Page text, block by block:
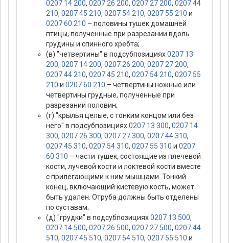
0207 14 200, 0207 26 200, 0207 27 200, 0207 44
210, 0207 45 210, 0207 54 210, 0207 55 210 и
0207 60 210 – половины тушек домашней
птицы, полученные при разрезании вдоль
грудины и спинного хребта;
(в) "четвертины" в подсубпозициях0207 13
200, 0207 14 200, 0207 26 200, 0207 27 200,
0207 44 210, 0207 45 210, 0207 54 210, 0207 55
210 и 0207 60 210 – четвертины ножные или
четвертины грудные, полученные при
разрезании половин;
(г) "крылья целые, с тонким концом или без
него" в подсубпозициях0207 13 300, 0207 14
300, 0207 26 300, 0207 27 300, 0207 44 310,
0207 45 310, 0207 54 310, 0207 55 310 и 0207
60 310 – части тушек, состоящие из плечевой
кости, лучевой кости и локтевой кости вместе
с прилегающими к ним мышцами. Тонкий
конец, включающий кистевую кость, может
быть удален. Отруба должны быть отделены
по суставам;
(д) "грудки" в подсубпозициях0207 13 500,
0207 14 500, 0207 26 500, 0207 27 500, 0207 44
510, 0207 45 510, 0207 54 510, 0207 55 510 и